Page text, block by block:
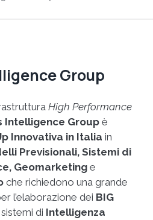
Group
High Performance
Intelligence Group è
Innovativa in Italia in
Previsionali, Sistemi di
Geomarketing e
che richiedono una grande
l’elaborazione dei BIG
di Intelligenza